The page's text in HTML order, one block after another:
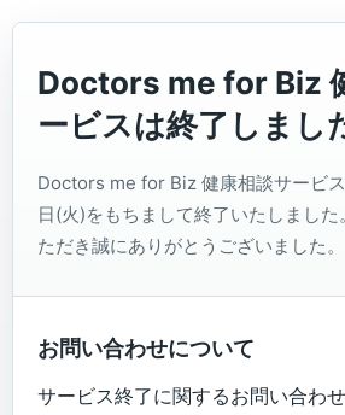
Doctors me for Biz
ービスは終了しまし
Doctors me for Biz 健康相談サービ
日(火)をもちまして終了いたしまし
ただき誠にありがとうございました。
お問い合わせについて
サービス終了に関するお問い合わ